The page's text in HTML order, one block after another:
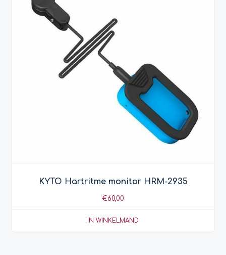
KYTO Hartritme monitor HRM-2935
€60,00
IN WINKELMAND